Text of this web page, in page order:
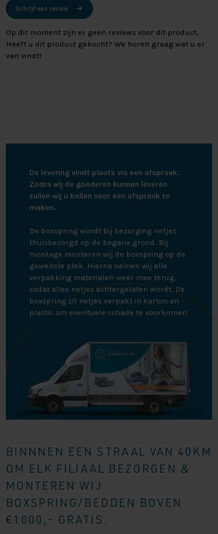
Schrijf een review
Op dit moment zijn er geen reviews voor dit product.
Heeft u dit product gekocht? We horen graag wat u er
van vindt!
De levering vindt plaats via een afspraak.
Zodra wij de goederen kunnen leveren
zullen wij u bellen voor een afspraak te
maken.
De boxspring wordt bij bezorging netjes
thuisbezorgd op de begane grond. Bij
montage monteren wij de boxspring op de
gewenste plek. Hierna nemen wij alle
verpakking materialen weer mee terug,
zodat alles netjes achtergelaten wordt. De
boxspring zit netjes verpakt in karton en
plastic om eventuele schade te voorkomen.
BINNNEN EEN STRAAL VAN 40KM
OM ELK FILIAAL BEZORGEN &
MONTEREN WIJ
BOXSPRING/BEDDEN BOVEN
€1000,- GRATIS.